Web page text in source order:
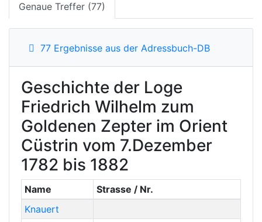
Genaue Treffer (77)
77 Ergebnisse aus der Adressbuch-DB
Geschichte der Loge
Friedrich Wilhelm zum
Goldenen Zepter im Orient
Cüstrin vom 7.Dezember
1782 bis 1882
Name
Strasse / Nr.
Knauert